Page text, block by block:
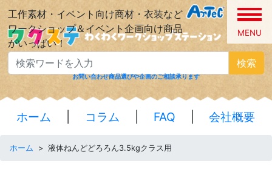
工作素材・イベント向け商材・衣装など
ワークショップ＆イベント企画向け商品
がいっぱい！
MENU
検索
お問い合わせ商品選びや企画のご相談承ります
ホーム コラム FAQ 会社概要
ホーム > 液体ねんどどろろん3.5kgクラス用